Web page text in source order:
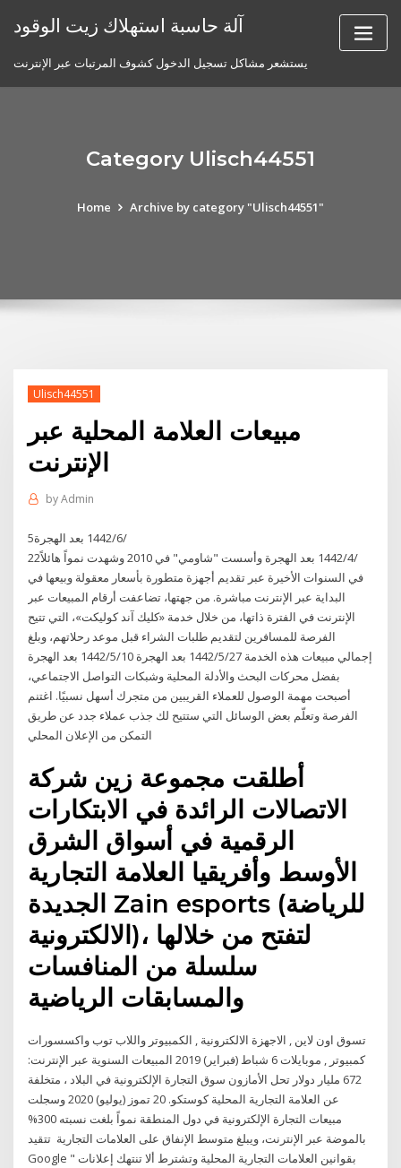
آلة حاسبة استهلاك زيت الوقود
يستشعر مشاكل تسجيل الدخول كشوف المرتبات عبر الإنترنت
Category Ulisch44551
Home Archive by category "Ulisch44551"
Ulisch44551
مبيعات العلامة المحلية عبر
الإنترنت
byAdmin
5‏‏/6‏‏/1442 بعد الهجرة
22‏‏/4‏‏/1442 بعد الهجرة وأسست "شاومي" في 2010 وشهدت نمواً هائلاً
في السنوات الأخيرة عبر تقديم أجهزة متطورة بأسعار معقولة وبيعها في
البداية عبر الإنترنت مباشرة. من جهتها، تضاعفت أرقام المبيعات عبر
الإنترنت في الفترة ذاتها، من خلال خدمة «كليك آند كوليكت»، التي تتيح
الفرصة للمسافرين لتقديم طلبات الشراء قبل موعد رحلاتهم، وبلغ
إجمالي مبيعات هذه الخدمة 27‏‏/5‏‏/1442 بعد الهجرة 10‏‏/5‏‏/1442 بعد الهجرة
بفضل محركات البحث والأدلة المحلية وشبكات التواصل الاجتماعي،
أصبحت مهمة الوصول للعملاء القريبين من متجرك أسهل نسبيًا. اغتنم
الفرصة وتعلّم بعض الوسائل التي ستتيح لك جذب عملاء جدد عن طريق
التمكن من الإعلان المحلي
أطلقت مجموعة زين شركة
الاتصالات الرائدة في الابتكارات
الرقمية في أسواق الشرق
الأوسط وأفريقيا العلامة التجارية
الجديدة Zain esports (للرياضة
الالكترونية)، لتفتح من خلالها
سلسلة من المنافسات
والمسابقات الرياضية
تسوق اون لاين , الاجهزة الالكترونية , الكمبيوتر واللاب توب واكسسورات
كمبيوتر , موبايلات 6 شباط (فبراير) 2019 المبيعات السنوية عبر الإنترنت:
672 مليار دولار تحل الأمازون سوق التجارة الإلكترونية في البلاد ، متخلفة
عن العلامة التجارية المحلية كوستكو. 20 تموز (يوليو) 2020 وسجلت
مبيعات التجارة الإلكترونية في دول المنطقة نمواً بلغت نسبته 300%
بالموضة عبر الإنترنت، ويبلغ متوسط الإنفاق على العلامات التجارية تتقيد
Google بقوانين العلامات التجارية المحلية وتشترط ألا تنتهك إعلانات "